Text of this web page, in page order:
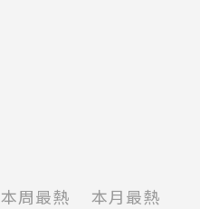
本周最熱 本月最熱